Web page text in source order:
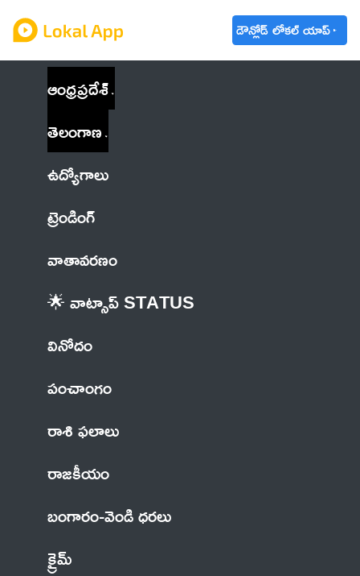
డౌన్లోడ్ లోకల్ యాప్
ఆంధ్రప్రదేశ్
తెలంగాణ
ఉద్యోగాలు
ట్రెండింగ్
వాతావరణం
🌟 వాట్సాప్ STATUS
వినోదం
పంచాంగం
రాశి ఫలాలు
రాజకీయం
బంగారం-వెండి ధరలు
క్రైమ్